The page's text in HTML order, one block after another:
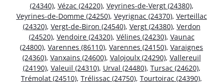
(24340), Vézac (24220), Veyrines-de-Vergt (24380),
Veyrines-de-Domme (24250), Veyrignac (24370), Verteillac
(24320), Vergt-de-Biron (24540), Vergt (24380), Verdon
(24520), Vendoire (24320), Vélines (24230), Vaunac
(24800), Varennes (86110), Varennes (24150), Varaignes
(24360), Vanxains (24600), Valojoulx (24290), Vallereuil
(24190), Valeuil (24310), Urval (24480), Tursac (24620),
Trémolat (24510), Trélissac (24750), Tourtoirac (24390),